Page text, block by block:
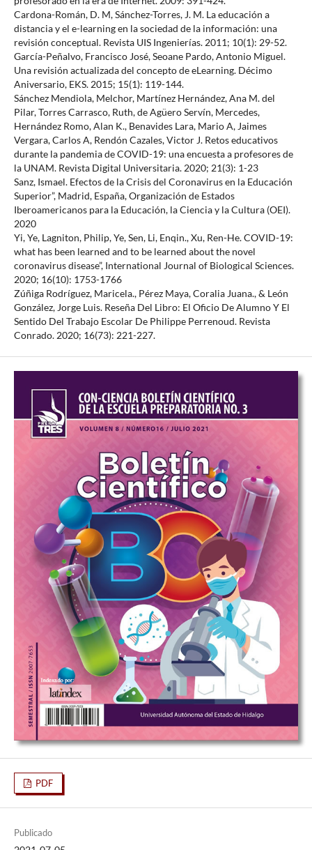
Cardona-Román, D. M, Sánchez-Torres, J. M. La educación a
distancia y el e-learning en la sociedad de la información: una
revisión conceptual. Revista UIS Ingenierías. 2011; 10(1): 29-52.
García-Peñalvo, Francisco José, Seoane Pardo, Antonio Miguel.
Una revisión actualizada del concepto de eLearning. Décimo
Aniversario, EKS. 2015; 15(1): 119-144.
Sánchez Mendiola, Melchor, Martínez Hernández, Ana M. del
Pilar, Torres Carrasco, Ruth, de Agüero Servín, Mercedes,
Hernández Romo, Alan K., Benavides Lara, Mario A, Jaimes
Vergara, Carlos A, Rendón Cazales, Victor J. Retos educativos
durante la pandemia de COVID-19: una encuesta a profesores de
la UNAM. Revista Digital Universitaria. 2020; 21(3): 1-23
Sanz, Ismael. Efectos de la Crisis del Coronavirus en la Educación
Superior”, Madrid, España, Organización de Estados
Iberoamericanos para la Educación, la Ciencia y la Cultura (OEI).
2020
Yi, Ye, Lagniton, Philip, Ye, Sen, Li, Enqin., Xu, Ren-He. COVID-19:
what has been learned and to be learned about the novel
coronavirus disease”, International Journal of Biological Sciences.
2020; 16(10): 1753-1766
Zúñiga Rodríguez, Maricela., Pérez Maya, Coralia Juana., & León
González, Jorge Luis. Reseña Del Libro: El Oficio De Alumno Y El
Sentido Del Trabajo Escolar De Philippe Perrenoud. Revista
Conrado. 2020; 16(73): 221-227.
PDF
Publicado